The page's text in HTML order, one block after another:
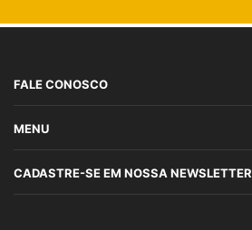
FALE CONOSCO
MENU
CADASTRE-SE EM NOSSA NEWSLETTER